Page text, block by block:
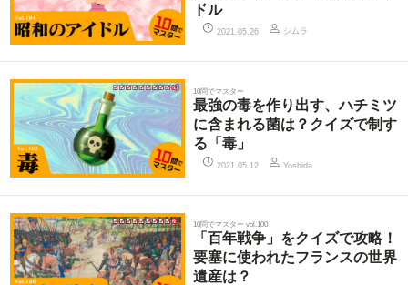
ドル
2021.05.26 シムラ
10問でマスター
最強の毒を作り出す、ハチミツ
に含まれる菌は？クイズで制す
る「毒」
2021.05.12 Yoshida
10問でマスター vol.100
「百年戦争」をクイズで攻略！
要塞に使われたフランスの世界
遺産は？